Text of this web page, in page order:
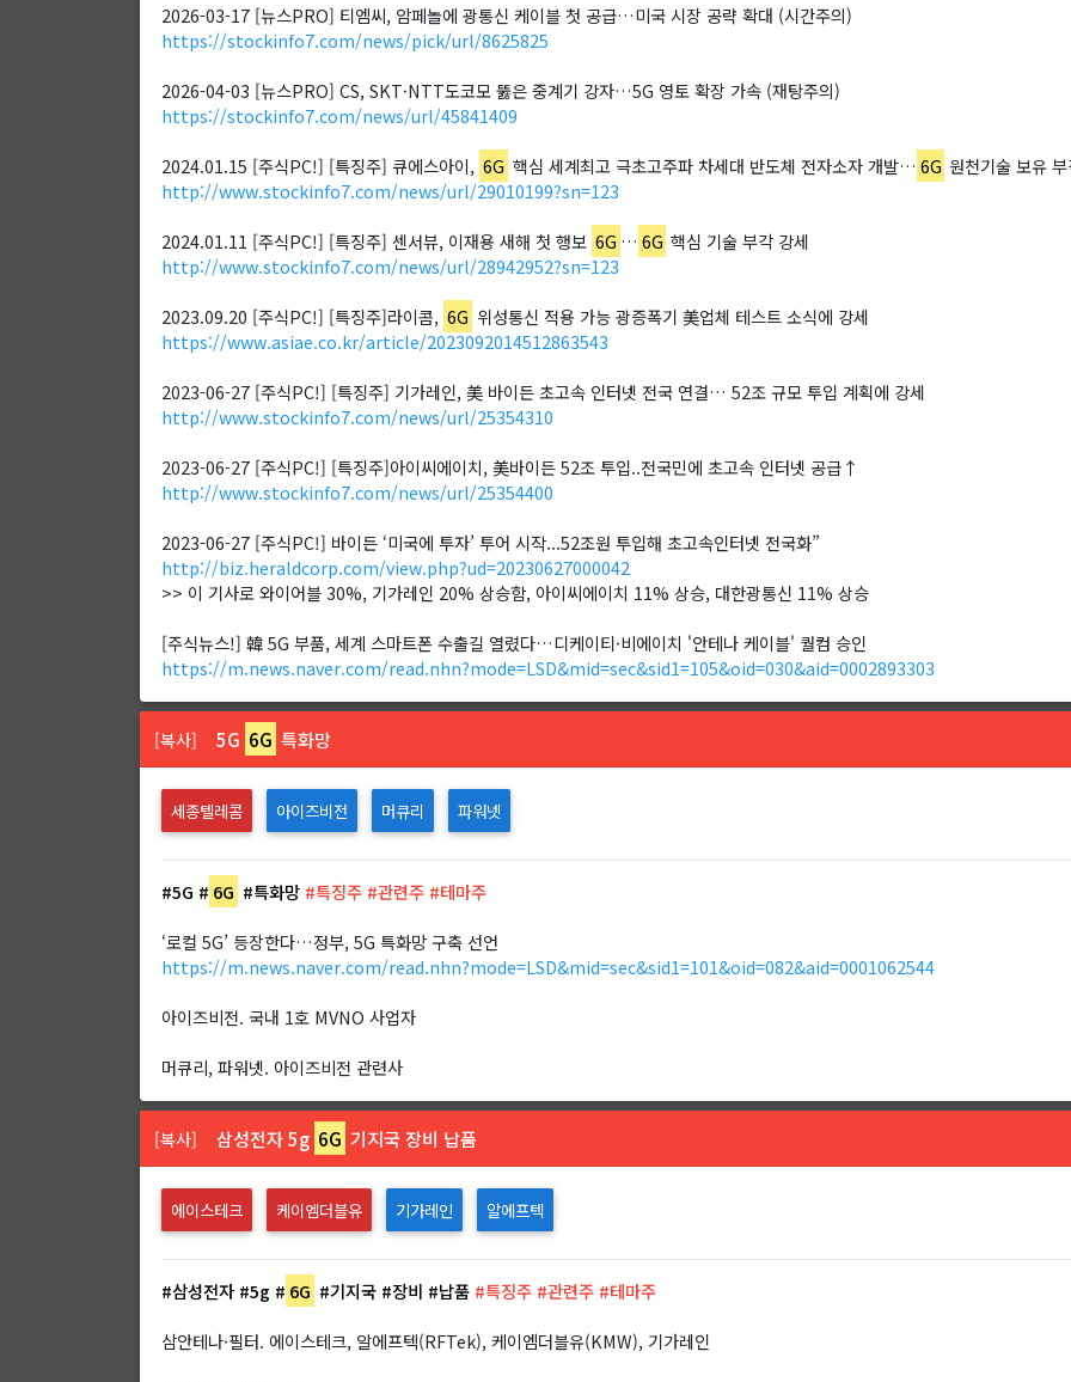
2026-03-17 [뉴스PRO] 티엠씨, 암페놀에 광통신 케이블 첫 공급…미국 시장 공략 확대 (시간주의)
https://stockinfo7.com/news/pick/url/8625825
2026-04-03 [뉴스PRO] CS, SKT·NTT도코모 뚫은 중계기 강자…5G 영토 확장 가속 (재탕주의)
https://stockinfo7.com/news/url/45841409
2024.01.15 [주식PC!] [특징주] 큐에스아이, 6G 핵심 세계최고 극초고주파 차세대 반도체 전자소자 개발… 6G 원천기술 보유
http://www.stockinfo7.com/news/url/29010199?sn=123
2024.01.11 [주식PC!] [특징주] 센서뷰, 이재용 새해 첫 행보 6G … 6G 핵심 기술 부각 강세
http://www.stockinfo7.com/news/url/28942952?sn=123
2023.09.20 [주식PC!] [특징주]라이콤, 6G 위성통신 적용 가능 광증폭기 美업체 테스트 소식에 강세
https://www.asiae.co.kr/article/2023092014512863543
2023-06-27 [주식PC!] [특징주] 기가레인, 美 바이든 초고속 인터넷 전국 연결… 52조 규모 투입 계획에 강세
http://www.stockinfo7.com/news/url/25354310
2023-06-27 [주식PC!] [특징주]아이씨에이치, 美바이든 52조 투입..전국민에 초고속 인터넷 공급↑
http://www.stockinfo7.com/news/url/25354400
2023-06-27 [주식PC!] 바이든 ‘미국에 투자’ 투어 시작...52조원 투입해 초고속인터넷 전국화”
http://biz.heraldcorp.com/view.php?ud=20230627000042
>> 이 기사로 와이어블 30%, 기가레인 20% 상승함, 아이씨에이치 11% 상승, 대한광통신 11% 상승
[주식뉴스!] 韓 5G 부품, 세계 스마트폰 수출길 열렸다…디케이티·비에이치 '안테나 케이블' 퀄컴 승인
https://m.news.naver.com/read.nhn?mode=LSD&mid=sec&sid1=105&oid=030&aid=0002893303
[복사] 5G 6G 특화망
세종텔레콤 아이즈비전 머큐리 파워넷
#5G # 6G #특화망#특징주 #관련주 #테마주
‘로컬 5G’ 등장한다…정부, 5G 특화망 구축 선언
https://m.news.naver.com/read.nhn?mode=LSD&mid=sec&sid1=101&oid=082&aid=0001062544
아이즈비전. 국내 1호 MVNO 사업자
머큐리, 파워넷. 아이즈비전 관련사
[복사] 삼성전자 5g 6G 기지국 장비 납품
에이스테크 케이엠더블유 기가레인 알에프텍
#삼성전자 #5g # 6G #기지국 #장비 #납품#특징주 #관련주 #테마주
삼안테나·필터. 에이스테크, 알에프텍(RFTek), 케이엠더블유(KMW), 기가레인